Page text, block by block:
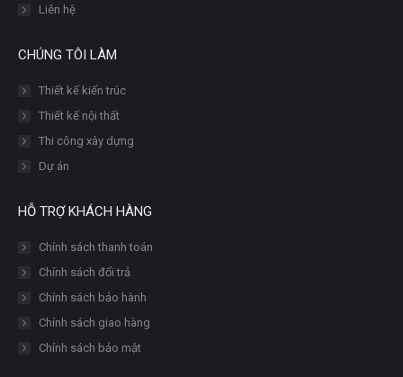
Liên hệ
CHÚNG TÔI LÀM
Thiết kế kiến trúc
Thiết kế nội thất
Thi công xây dựng
Dự án
HỖ TRỢ KHÁCH HÀNG
Chính sách thanh toán
Chính sách đổi trả
Chính sách bảo hành
Chính sách giao hàng
Chính sách bảo mật